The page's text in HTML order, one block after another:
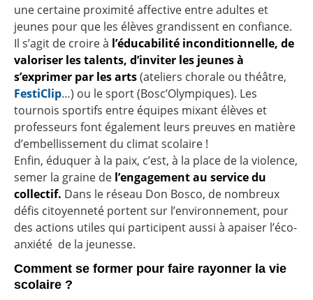
une certaine proximité affective entre adultes et
jeunes pour que les élèves grandissent en confiance.
Il s’agit de croire à l’éducabilité inconditionnelle, de
valoriser les talents, d’inviter les jeunes à
s’exprimer par les arts(ateliers chorale ou théâtre,
FestiClip…) ou le sport (Bosc’Olympiques). Les
tournois sportifs entre équipes mixant élèves et
professeurs font également leurs preuves en matière
d’embellissement du climat scolaire !
Enfin, éduquer à la paix, c’est, à la place de la violence,
semer la graine de l’engagement au service du
collectif. Dans le réseau Don Bosco, de nombreux
défis citoyenneté portent sur l’environnement, pour
des actions utiles qui participent aussi à apaiser l’éco-
anxiété de la jeunesse.
Comment se former pour faire rayonner la vie
scolaire ?